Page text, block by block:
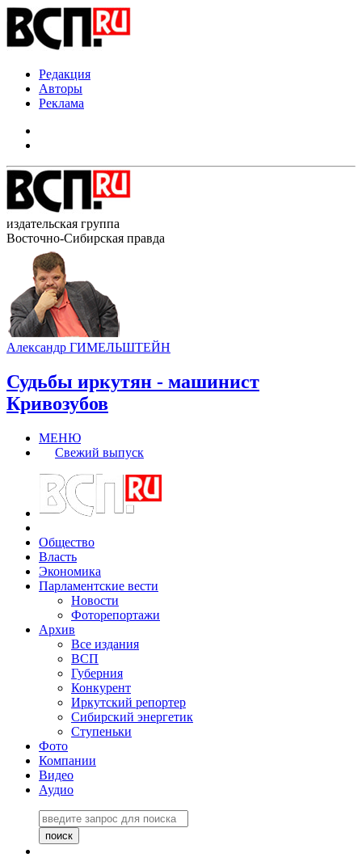
Редакция
Авторы
Реклама
издательская группа
Восточно-Сибирская правда
Александр ГИМЕЛЬШТЕЙН
Судьбы иркутян - машинист
Кривозубов
МЕНЮ
Свежий выпуск
Общество
Власть
Экономика
Парламентские вести
Новости
Фоторепортажи
Архив
Все издания
ВСП
Губерния
Конкурент
Иркутский репортер
Сибирский энергетик
Ступеньки
Фото
Компании
Видео
Аудио